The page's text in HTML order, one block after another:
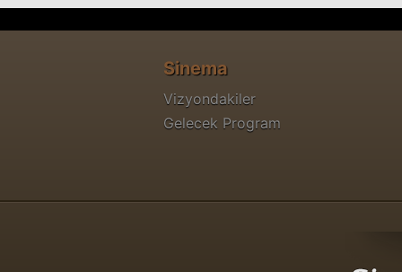
Sinema
Vizyondakiler
Gelecek Program